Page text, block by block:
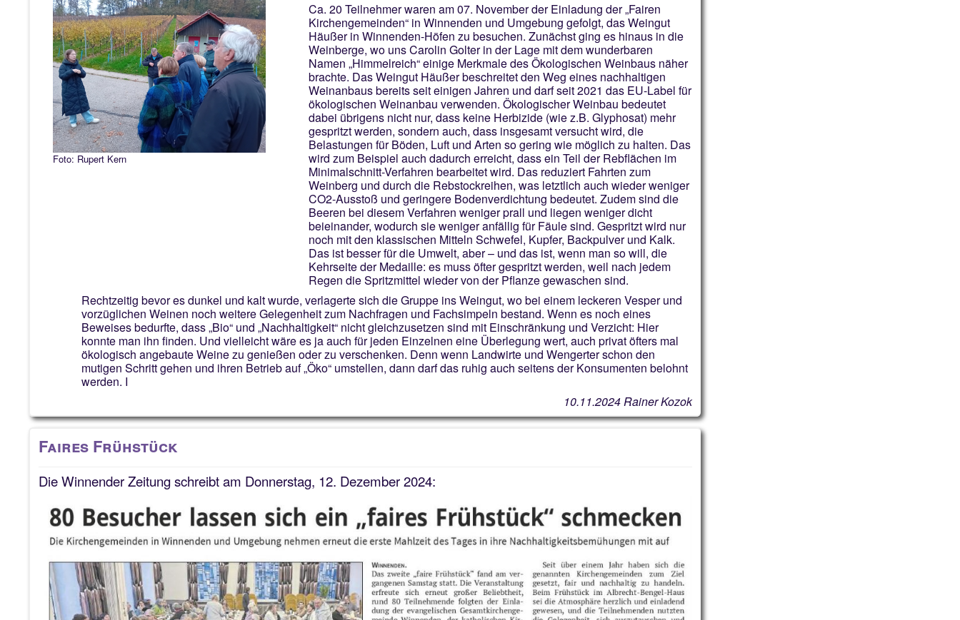
Foto: Rupert Kern
Ca. 20 Teilnehmer waren am 07. November der Einladung der „Fairen
Kirchengemeinden“ in Winnenden und Umgebung gefolgt, das Weingut
Häußer in Winnenden-Höfen zu besuchen. Zunächst ging es hinaus in die
Weinberge, wo uns Carolin Golter in der Lage mit dem wunderbaren
Namen „Himmelreich“ einige Merkmale des Ökologischen Weinbaus näher
brachte. Das Weingut Häußer beschreitet den Weg eines nachhaltigen
Weinanbaus bereits seit einigen Jahren und darf seit 2021 das EU-Label für
ökologischen Weinanbau verwenden. Ökologischer Weinbau bedeutet
dabei übrigens nicht nur, dass keine Herbizide (wie z.B. Glyphosat) mehr
gespritzt werden, sondern auch, dass insgesamt versucht wird, die
Belastungen für Böden, Luft und Arten so gering wie möglich zu halten. Das
wird zum Beispiel auch dadurch erreicht, dass ein Teil der Rebflächen im
Minimalschnitt-Verfahren bearbeitet wird. Das reduziert Fahrten zum
Weinberg und durch die Rebstockreihen, was letztlich auch wieder weniger
CO2-Ausstoß und geringere Bodenverdichtung bedeutet. Zudem sind die
Beeren bei diesem Verfahren weniger prall und liegen weniger dicht
beieinander, wodurch sie weniger anfällig für Fäule sind. Gespritzt wird nur
noch mit den klassischen Mitteln Schwefel, Kupfer, Backpulver und Kalk.
Das ist besser für die Umwelt, aber – und das ist, wenn man so will, die
Kehrseite der Medaille: es muss öfter gespritzt werden, weil nach jedem
Regen die Spritzmittel wieder von der Pflanze gewaschen sind.
Rechtzeitig bevor es dunkel und kalt wurde, verlagerte sich die Gruppe ins Weingut, wo bei einem leckeren Vesper und
vorzüglichen Weinen noch weitere Gelegenheit zum Nachfragen und Fachsimpeln bestand. Wenn es noch eines
Beweises bedurfte, dass „Bio“ und „Nachhaltigkeit“ nicht gleichzusetzen sind mit Einschränkung und Verzicht: Hier
konnte man ihn finden. Und vielleicht wäre es ja auch für jeden Einzelnen eine Überlegung wert, auch privat öfters mal
ökologisch angebaute Weine zu genießen oder zu verschenken. Denn wenn Landwirte und Wengerter schon den
mutigen Schritt gehen und ihren Betrieb auf „Öko“ umstellen, dann darf das ruhig auch seitens der Konsumenten belohnt
werden. I
10.11.2024 Rainer Kozok
Faires Frühstück
Die Winnender Zeitung schreibt am Donnerstag, 12. Dezember 2024: